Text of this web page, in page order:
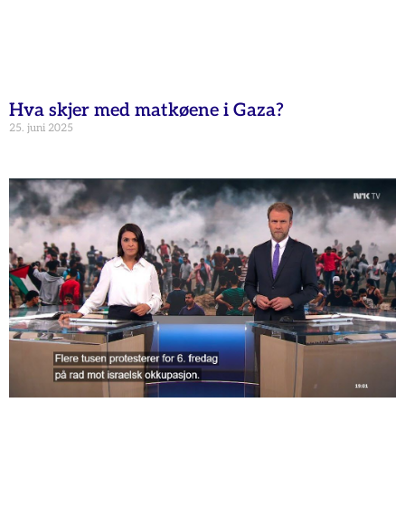
Hva skjer med matkøene i Gaza?
25. juni 2025